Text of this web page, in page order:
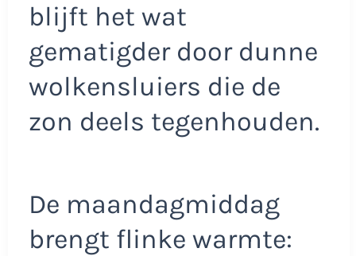
blijft het wat
gematigder door dunne
wolkensluiers die de
zon deels tegenhouden.
De maandagmiddag
brengt flinke warmte: